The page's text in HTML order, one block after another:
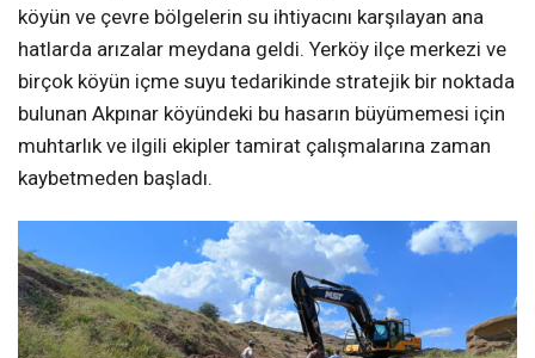
köyün ve çevre bölgelerin su ihtiyacını karşılayan ana
hatlarda arızalar meydana geldi. Yerköy ilçe merkezi ve
birçok köyün içme suyu tedarikinde stratejik bir noktada
bulunan Akpınar köyündeki bu hasarın büyümemesi için
muhtarlık ve ilgili ekipler tamirat çalışmalarına zaman
kaybetmeden başladı.